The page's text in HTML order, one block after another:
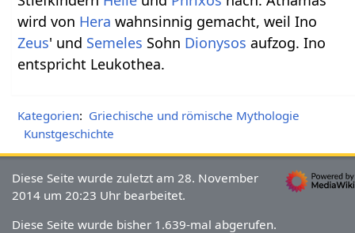
wird von Hera wahnsinnig gemacht, weil Ino
Zeus' und Semeles Sohn Dionysos aufzog. Ino
entspricht Leukothea.
Kategorien: Griechische und römische Mythologie
Kunstgeschichte
Diese Seite wurde zuletzt am 28. November
2014 um 20:23 Uhr bearbeitet.
Diese Seite wurde bisher 1.639-mal abgerufen.